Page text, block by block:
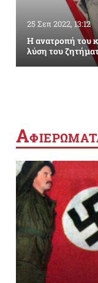
25 Σεπ 2022, 13:12
Η ανατροπή του
λύση του
Α